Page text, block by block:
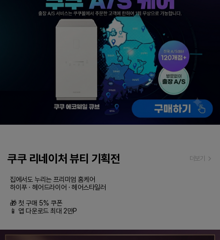
쿠쿠 리네이처 뷰티 기획전 더보기
집에서도 누리는 프리미엄 홈케어
하이푸 · 헤어드라이어 · 헤어스타일러
🎁 첫 구매 5% 쿠폰
📱 앱 다운로드 최대 2만P